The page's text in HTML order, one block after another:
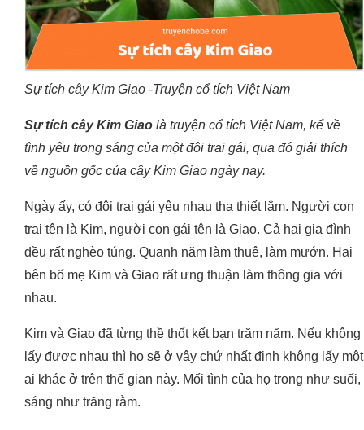
Sự tích cây Kim Giao -Truyện cổ tích Việt Nam
Sự tích cây Kim Giao là truyện cổ tích Việt Nam, kể về
tình yêu trong sáng của một đôi trai gái, qua đó giải thích
về nguồn gốc của cây Kim Giao ngày nay.
Ngày ấy, có đôi trai gái yêu nhau tha thiết lắm. Người con
trai tên là Kim, người con gái tên là Giao. Cả hai gia đình
đều rất nghèo túng. Quanh năm làm thuê, làm mướn. Hai
bên bố mẹ Kim và Giao rất ưng thuận làm thông gia với
nhau.
Kim và Giao đã từng thề thốt kết bạn trăm năm. Nếu không
lấy được nhau thì họ sẽ ở vậy chứ nhất định không lấy một
ai khác ở trên thế gian này. Mối tình của họ trong như suối,
sáng như trăng rằm.